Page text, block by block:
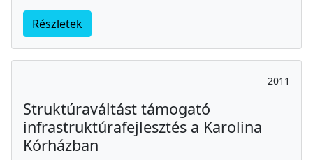
Részletek
2011
Struktúraváltást támogató
infrastruktúrafejlesztés a Karolina
Kórházban